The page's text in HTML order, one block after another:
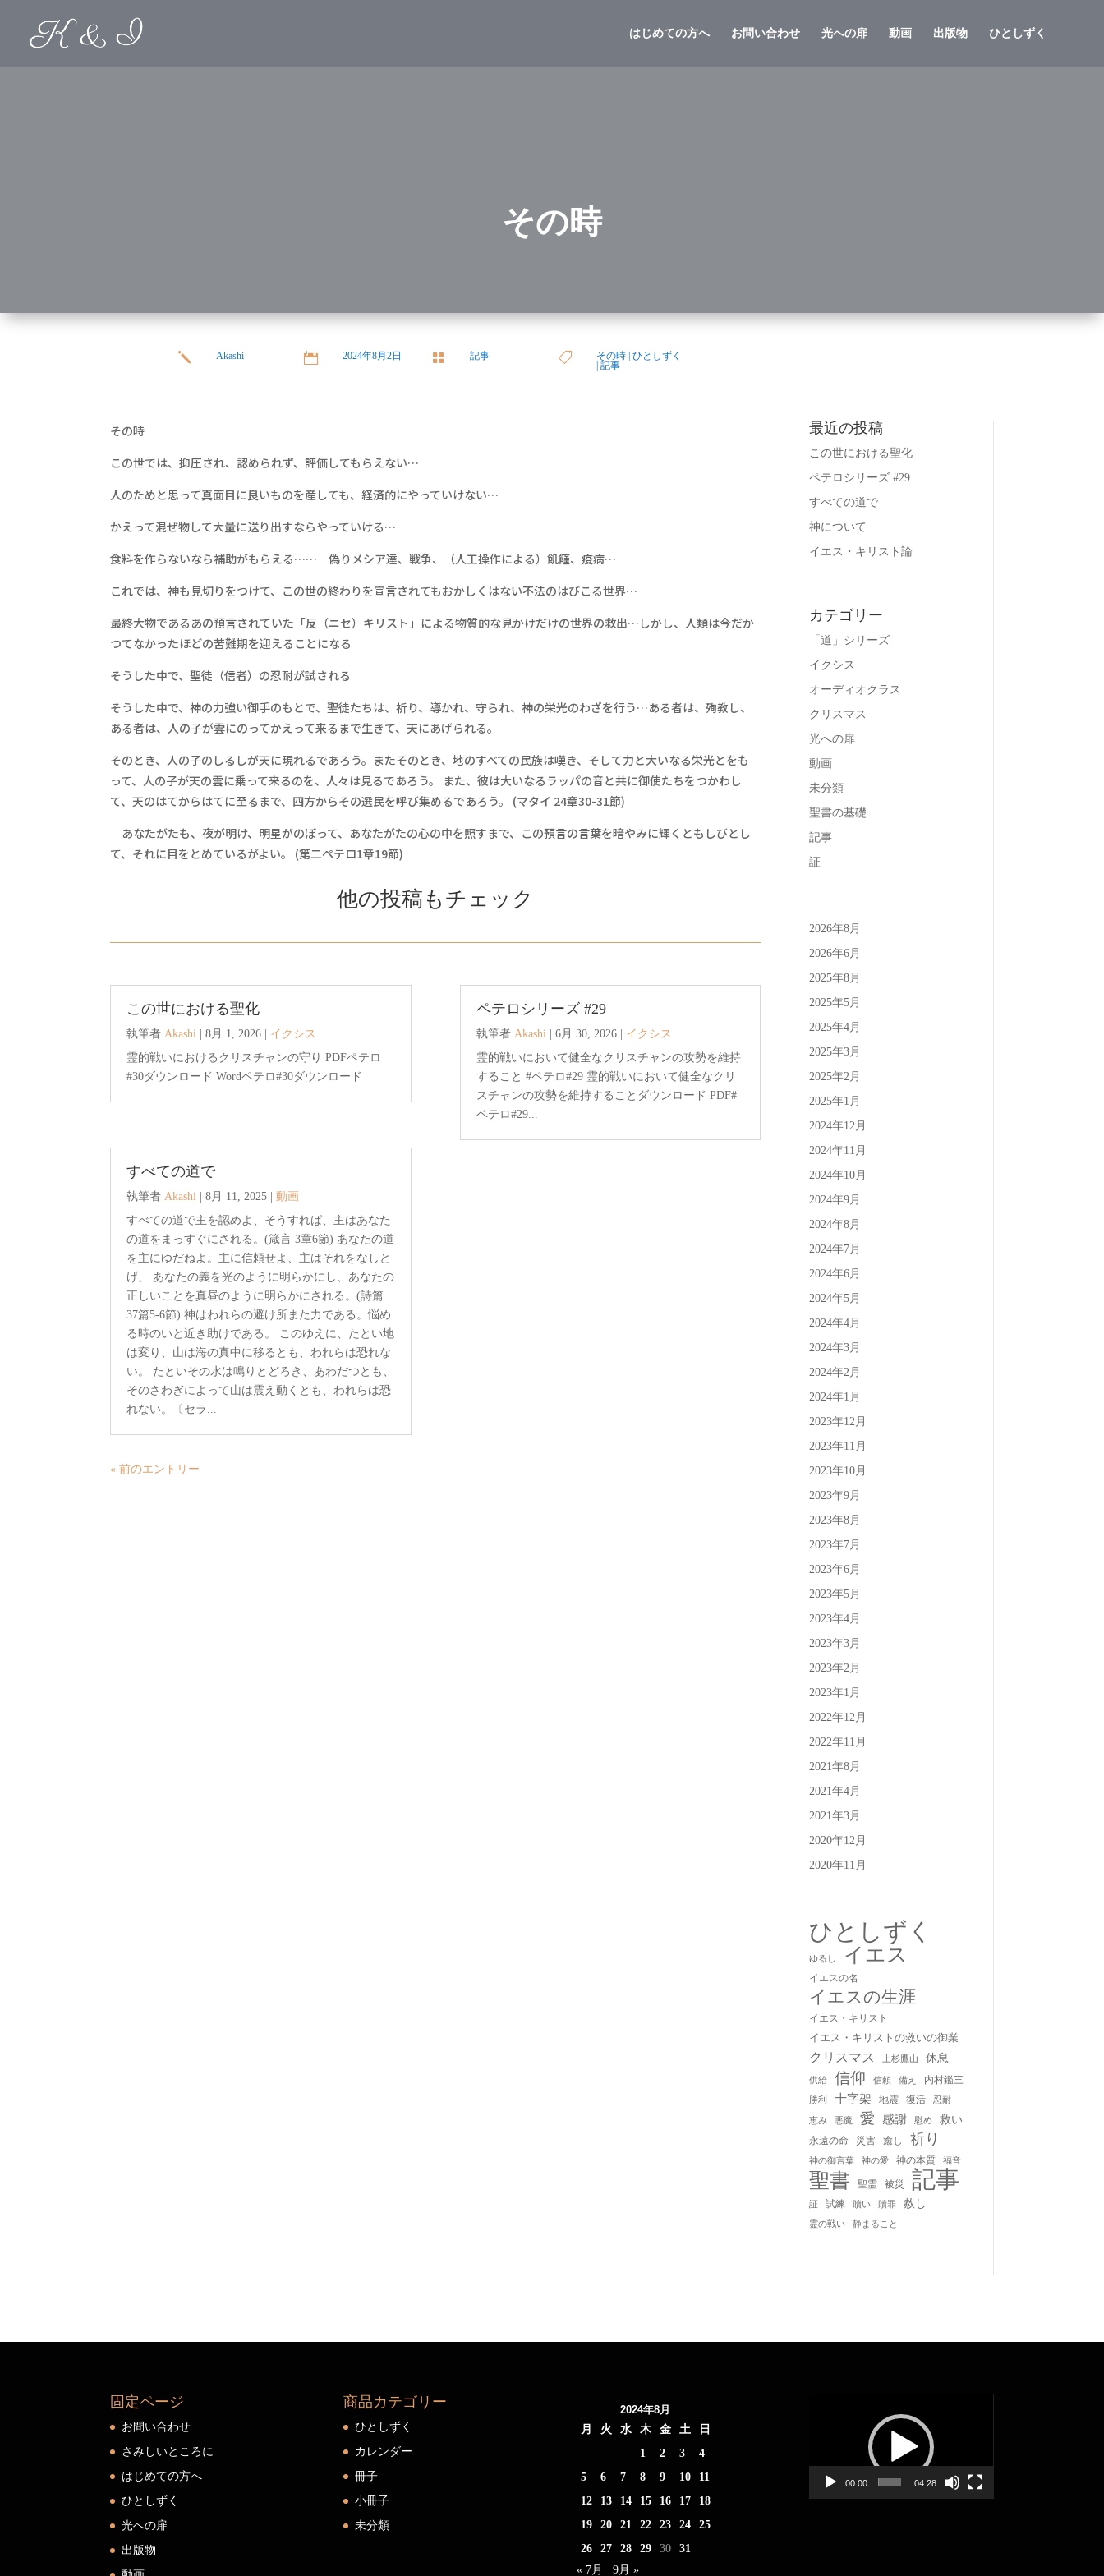
はじめての方へ お問い合わせ 光への扉 動画 出版物 ひとしずく
その時
j Akashi  2024年8月2日  記事  その時| ひとしずく
| 記事
その時
この世では、抑圧され、認められず、評価してもらえない…
人のためと思って真面目に良いものを産しても、経済的にやっていけない…
かえって混ぜ物して大量に送り出すならやっていける…
食料を作らないなら補助がもらえる…… 偽りメシア達、戦争、（人工操作による）飢饉、疫病…
これでは、神も見切りをつけて、この世の終わりを宣言されてもおかしくはない不法のはびこる世界…
最終大物であるあの預言されていた「反（ニセ）キリスト」による物質的な見かけだけの世界の救出…しかし、人類は今だか
つてなかったほどの苦難期を迎えることになる
そうした中で、聖徒（信者）の忍耐が試される
そうした中で、神の力強い御手のもとで、聖徒たちは、祈り、導かれ、守られ、神の栄光のわざを行う…ある者は、殉教し、
ある者は、人の子が雲にのってかえって来るまで生きて、天にあげられる。
そのとき、人の子のしるしが天に現れるであろう。またそのとき、地のすべての民族は嘆き、そして力と大いなる栄光とをも
って、人の子が天の雲に乗って来るのを、人々は見るであろう。 また、彼は大いなるラッパの音と共に御使たちをつかわし
て、天のはてからはてに至るまで、四方からその選民を呼び集めるであろう。 (マタイ 24章30-31節)
あなたがたも、夜が明け、明星がのぼって、あなたがたの心の中を照すまで、この預言の言葉を暗やみに輝くともしびとし
て、それに目をとめているがよい。 (第二ペテロ1章19節)
他の投稿もチェック
この世における聖化
執筆者Akashi |8月 1, 2026
イクシス
霊的戦いにおけるクリスチャンの守り PDFペテロ
#30ダウンロード Wordペテロ#30ダウンロード
すべての道で
執筆者 Akashi |8月 11, 2025 |動画
すべての道で主を認めよ、そうすれば、主はあなた
の道をまっすぐにされる。(箴言 3章6節) あなたの道
を主にゆだねよ。主に信頼せよ、主はそれをなしと
げ、 あなたの義を光のように明らかにし、あなたの
正しいことを真昼のように明らかにされる。(詩篇
37篇5-6節) 神はわれらの避け所また力である。悩め
る時のいと近き助けである。 このゆえに、たとい地
は変り、山は海の真中に移るとも、われらは恐れな
い。 たといその水は鳴りとどろき、あわだつとも、
そのさわぎによって山は震え動くとも、われらは恐
れない。〔セラ...
ペテロシリーズ #29
執筆者 Akashi| 6月 30, 2026| イクシス
霊的戦いにおいて健全なクリスチャンの攻勢を維持
すること #ペテロ#29 霊的戦いにおいて健全なクリ
スチャンの攻勢を維持することダウンロード PDF#
ペテロ#29...
« 前のエントリー
最近の投稿
この世における聖化
ペテロシリーズ #29
すべての道で
神について
イエス・キリスト論
カテゴリー
「道」シリーズ
イクシス
オーディオクラス
クリスマス
光への扉
動画
未分類
聖書の基礎
記事
証
2026年8月
2026年6月
2025年8月
2025年5月
2025年4月
2025年3月
2025年2月
2025年1月
2024年12月
2024年11月
2024年10月
2024年9月
2024年8月
2024年7月
2024年6月
2024年5月
2024年4月
2024年3月
2024年2月
2024年1月
2023年12月
2023年11月
2023年10月
2023年9月
2023年8月
2023年7月
2023年6月
2023年5月
2023年4月
2023年3月
2023年2月
2023年1月
2022年12月
2022年11月
2021年8月
2021年4月
2021年3月
2020年12月
2020年11月
ひとしずく
ゆるし イエス
イエスの名
イエスの生涯
イエス・キリスト
イエス・キリストの救いの御業
クリスマス 上杉鷹山 休息
供給 信仰 信頼 備え 内村鑑三
勝利 十字架 地震 復活 忍耐
恵み 悪魔 愛 感謝 慰め 救い
永遠の命 災害 癒し 祈り
神の御言葉 神の愛 神の本質 福音
聖書 聖霊 被災 記事
証 試練 贖い 贖罪 赦し
霊の戦い 静まること
固定ページ
お問い合わせ
さみしいところに
はじめての方へ
ひとしずく
光への扉
出版物
商品カテゴリー
ひとしずく
カレンダー
冊子
小冊子
未分類
2024年8月
月
火 水 木 金 土
日
1
2 3
4
5
6 7 8 9 10
11
12
13 14 15 16 17
18
19
20 21 22 23 24
25
26
27 28 29 30
31
« 7月
9月 »
ヤ
00:00 04:28